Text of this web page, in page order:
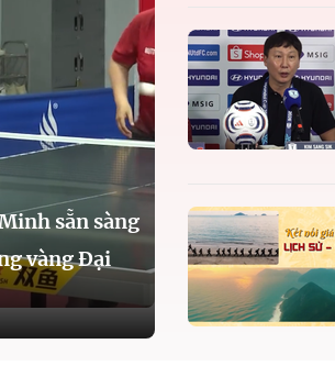
sẵn sàng
vàng Đại